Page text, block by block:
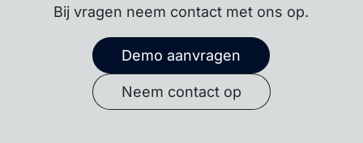
Bij vragen neem contact met ons op.
Demo aanvragen
Neem contact op